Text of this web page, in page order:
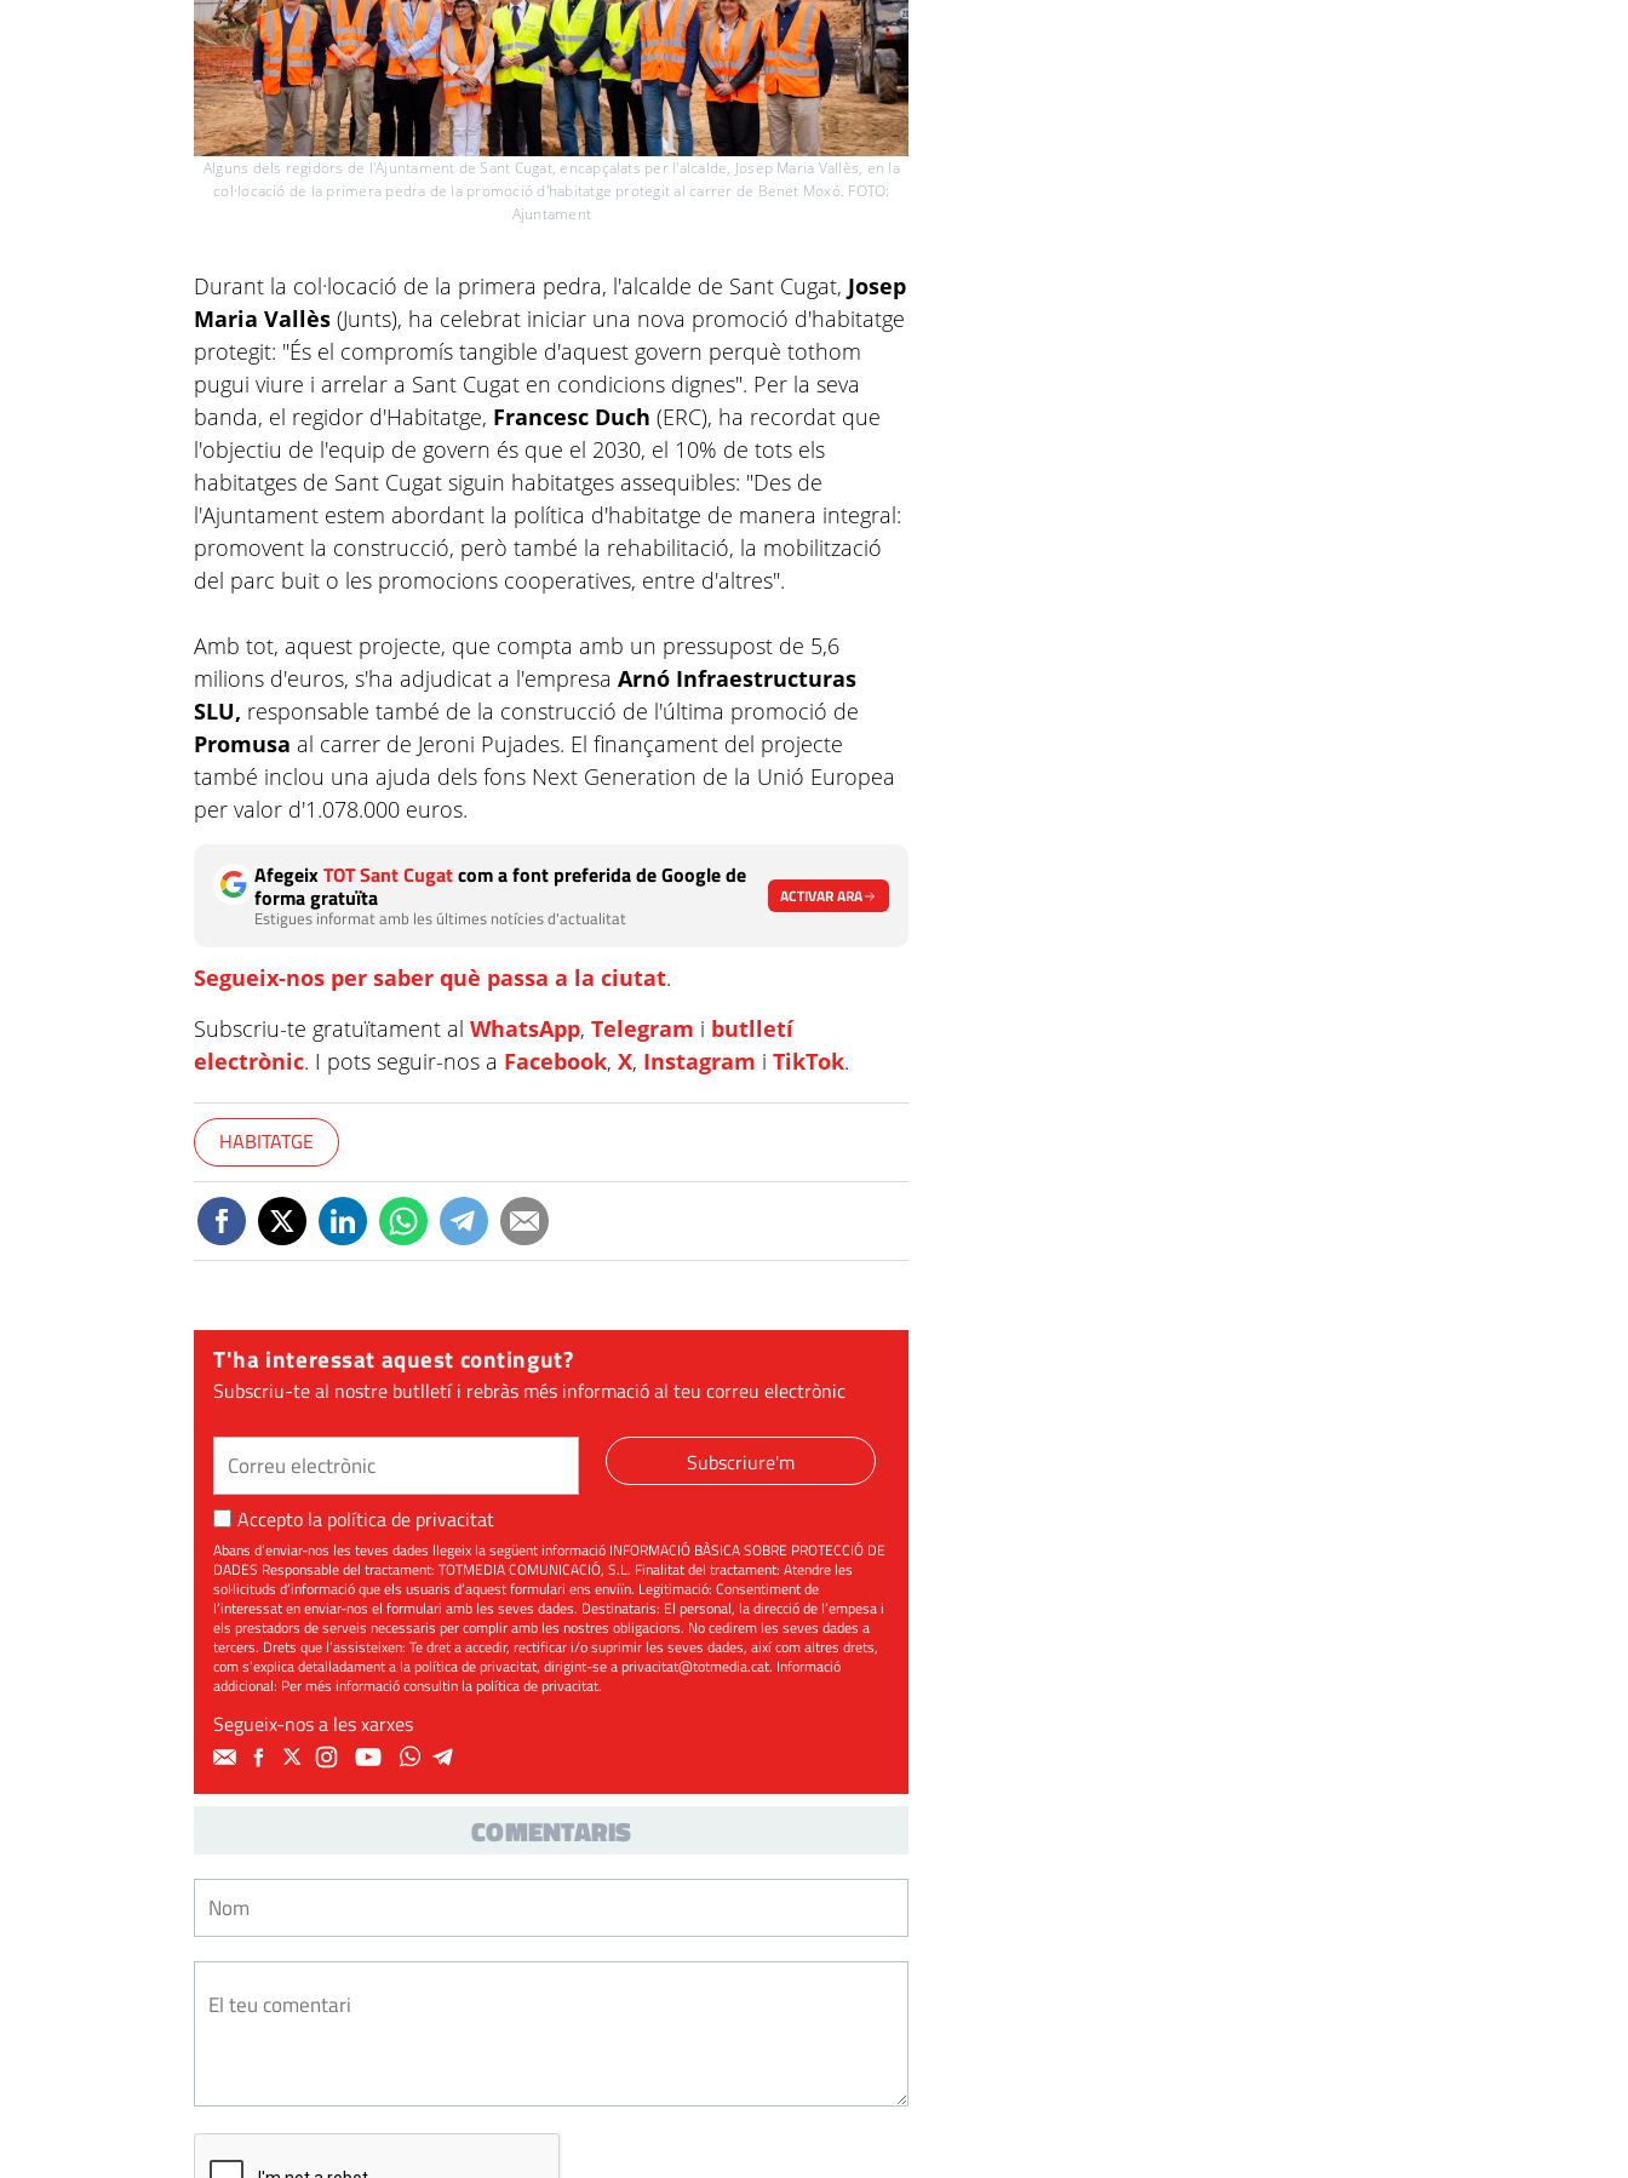
Alguns dels regidors de l'Ajuntament de Sant Cugat, encapçalats per l'alcalde, Josep Maria Vallès, en la
col·locació de la primera pedra de la promoció d'habitatge protegit al carrer de Benet Moxó. FOTO:
Ajuntament
Durant la col·locació de la primera pedra, l'alcalde de Sant Cugat, Josep
Maria Vallès (Junts), ha celebrat iniciar una nova promoció d'habitatge
protegit: "És el compromís tangible d'aquest govern perquè tothom
pugui viure i arrelar a Sant Cugat en condicions dignes". Per la seva
banda, el regidor d'Habitatge, Francesc Duch(ERC), ha recordat que
l'objectiu de l'equip de govern és que el 2030, el 10% de tots els
habitatges de Sant Cugat siguin habitatges assequibles: "Des de
l'Ajuntament estem abordant la política d'habitatge de manera integral:
promovent la construcció, però també la rehabilitació, la mobilització
del parc buit o les promocions cooperatives, entre d'altres".
Amb tot, aquest projecte, que compta amb un pressupost de 5,6
milions d'euros, s'ha adjudicat a l'empresaArnó Infraestructuras
SLU, responsable també de la construcció de l'última promoció de
Promusa al carrer de Jeroni Pujades. El finançament del projecte
també inclou una ajuda dels fons Next Generation de la Unió Europea
per valor d'1.078.000 euros.
AfegeixTOT Sant Cugatcom a font preferida de Google de
forma gratuïta
Estigues informat amb les últimes notícies d'actualitat
ACTIVAR ARA
Segueix-nos per saber què passa a la ciutat.
Subscriu-te gratuïtament alWhatsApp,Telegram i butlletí
electrònic. I pots seguir-nos a Facebook,X, Instagram iTikTok.
HABITATGE
T'ha interessat aquest contingut?
Subscriu-te al nostre butlletí i rebràs més informació al teu correu electrònic
Subscriure'm
Accepto la política de privacitat
Abans d’enviar-nos les teves dades llegeix la següent informació INFORMACIÓ BÀSICA SOBRE PROTECCIÓ DE
DADES Responsable del tractament: TOTMEDIA COMUNICACIÓ, S.L. Finalitat del tractament: Atendre les
sol·licituds d’informació que els usuaris d’aquest formulari ens enviïn. Legitimació: Consentiment de
l’interessat en enviar-nos el formulari amb les seves dades. Destinataris: El personal, la direcció de l’empesa i
els prestadors de serveis necessaris per complir amb les nostres obligacions. No cedirem les seves dades a
tercers. Drets que l’assisteixen: Te dret a accedir, rectificar i/o suprimir les seves dades, així com altres drets,
com s’explica detalladament a la política de privacitat, dirigint-se aprivacitat@totmedia.cat. Informació
addicional: Per més informació consultin lapolítica de privacitat.
Segueix-nos a les xarxes
COMENTARIS